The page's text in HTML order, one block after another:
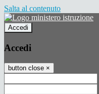
Salta al contenuto
Accedi
Accedi
button close ×